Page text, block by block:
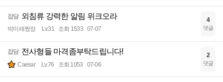
잡담 외침류 강력한 알림 위크오라
박미래짱장 Lv.31 조회 1533 07-07
4
댓글
잡담 전사형들 마격좀부탁드립니다!
Caesar Lv.76 조회 1053 07-06
2
댓글